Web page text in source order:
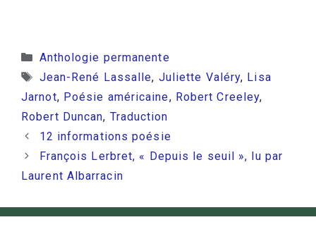
Catégories
Anthologie permanente
Étiquettes
Jean-René Lassalle, Juliette Valéry, Lisa
Jarnot, Poésie américaine, Robert Creeley,
Robert Duncan, Traduction
12 informations poésie
François Lerbret, « Depuis le seuil », lu par
Laurent Albarracin